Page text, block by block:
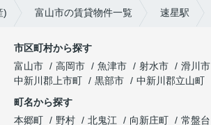
) 富山市の賃貸物件一覧 速星駅
市区町村から探す
富山市
高岡市 魚津市 射水市
滑川市
中新川郡上市町
黒部市
中新川郡立山町
町名から探す
本郷町
野村 北鬼江 向新庄町 常盤台